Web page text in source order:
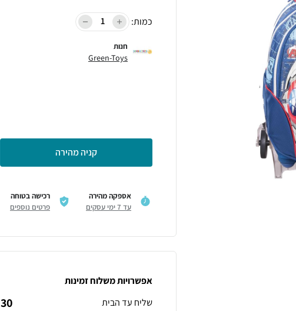
כמות:
חנות
Green-Toys
קניה מהירה
אספקה מהירה
עד 7 ימי עסקים
רכישה בטוחה
פרטים נוספים
אפשרויות משלוח זמינות
שליח עד הבית
30 ₪